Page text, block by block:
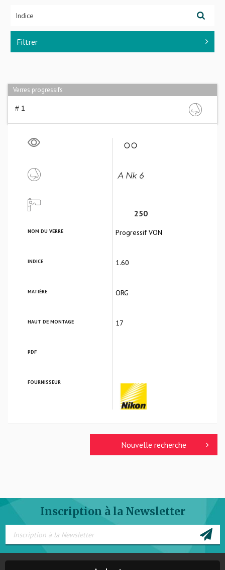
Filtrer
Verres progressifs
# 1
250
NOM DU VERRE Progressif VON
INDICE 1.60
MATIÈRE ORG
HAUT DE MONTAGE 17
PDF
FOURNISSEUR
Nouvelle recherche
Inscription à la Newsletter